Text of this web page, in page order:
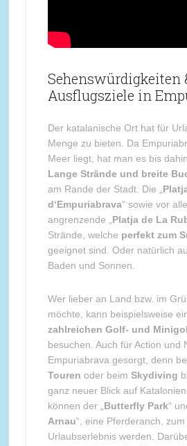
Sehenswürdigkeiten
Ausflugsziele in
Der katalanische Ort hat für
Menge zu bieten. Da
Meer liegt, hat man es bis
Lange Strände und breite
am Rande der Stadt. Die „
d‘Empuriabrava“ sowie vor
angrenzende „ Platja de La
Strände, welche perfekt zum
geeignet sind. Oder natürlich
Baden und Sonnen.
Wer lieber an Land bzw. im
möchte, kann beispielsweise
zahlreichen Golf- und
besuchen. Auch für Action und
Empuriabrava gesorgt, denn
Touren oder beim Skydiving
ganz neuer Blick auf
können der „ Butterfly Park“
Arnau“, eine Pferderanch, zum
Urlaubserlebnis werden.